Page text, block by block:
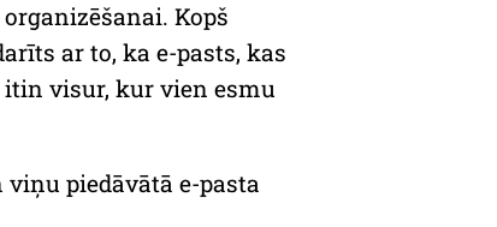
Kopš
ar to, ka e-pasts, kas
visur, kur vien esmu
piedāvātā e-pasta